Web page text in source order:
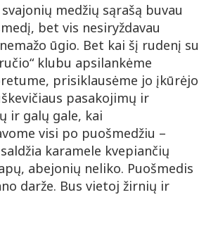
svajonių medžių sąrašą buvau
bet vis nesiryždavau
ūgio. Bet kai šį rudenį su
klubu apsilankėme
prisiklausėme jo įkūrėjo
pasakojimų ir
ir galų gale, kai
visi po puošmedžiu –
karamele kvepiančių
abejonių neliko. Puošmedis
darže. Bus vietoj žirnių ir